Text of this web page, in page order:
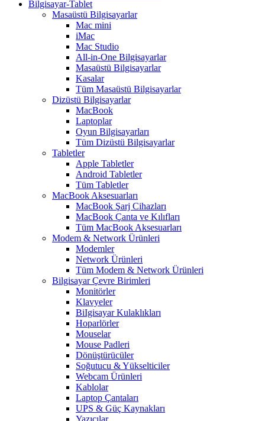
Bilgisayar-Tablet
Masaüstü Bilgisayarlar
Mac mini
iMac
Mac Studio
All-in-One Bilgisayarlar
Masaüstü Bilgisayarlar
Kasalar
Tüm Masaüstü Bilgisayarlar
Dizüstü Bilgisayarlar
MacBook
Laptoplar
Oyun Bilgisayarları
Tüm Dizüstü Bilgisayarlar
Tabletler
Apple Tabletler
Android Tabletler
Tüm Tabletler
MacBook Aksesuarları
MacBook Şarj Cihazları
MacBook Çanta ve Kılıfları
Tüm MacBook Aksesuarları
Modem & Network Ürünleri
Modemler
Network Ürünleri
Tüm Modem & Network Ürünleri
Bilgisayar Çevre Birimleri
Monitörler
Klavyeler
BiIgisayar Kulaklıkları
Hoparlörler
Mouselar
Mouse Padleri
Dönüştürücüler
Soğutucu & Yükselticiler
Webcam Ürünleri
Kablolar
Laptop Çantaları
UPS & Güç Kaynakları
Yazıcılar